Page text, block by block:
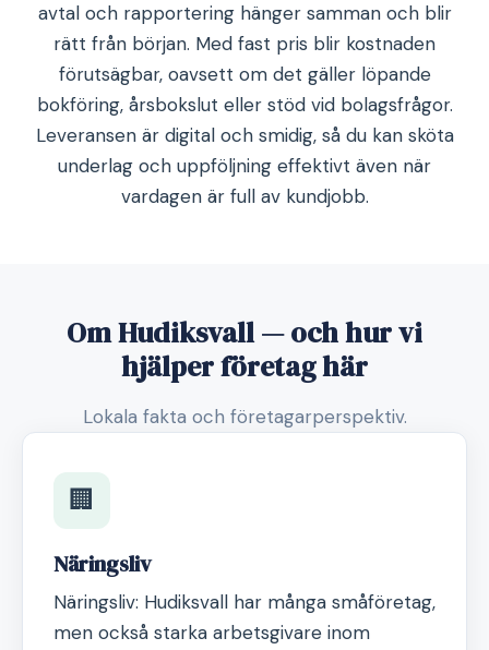
avtal och rapportering hänger samman och blir
rätt från början. Med fast pris blir kostnaden
förutsägbar, oavsett om det gäller löpande
bokföring, årsbokslut eller stöd vid bolagsfrågor.
Leveransen är digital och smidig, så du kan sköta
underlag och uppföljning effektivt även när
vardagen är full av kundjobb.
Om Hudiksvall — och hur vi
hjälper företag här
Lokala fakta och företagarperspektiv.
🏢
Näringsliv
Näringsliv: Hudiksvall har många småföretag,
men också starka arbetsgivare inom